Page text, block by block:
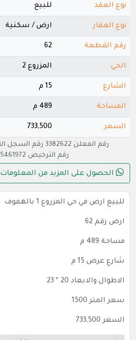
نوع العقد للبيع
نوع العقار ارض / سكنية
رقم القطعة 62
الحي المزروع 2
الشارع 15 م
المساحة 489 م
السعر 733,500
رقم المعلن 3382622 رقم السجل التجاري 3250375550
رقم الترخيص 42085461972
الحصول على المزيد من المعلومات
للبيع ارض في حي المزروع 1 بالهفوف
ارض رقم 62
مساحة 489 م
شارع عرض 15 م
الاطوال والابعاد 20 * 23
سعر المتر 1500
السعر 733,500